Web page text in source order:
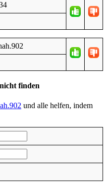
finden
und alle helfen, indem